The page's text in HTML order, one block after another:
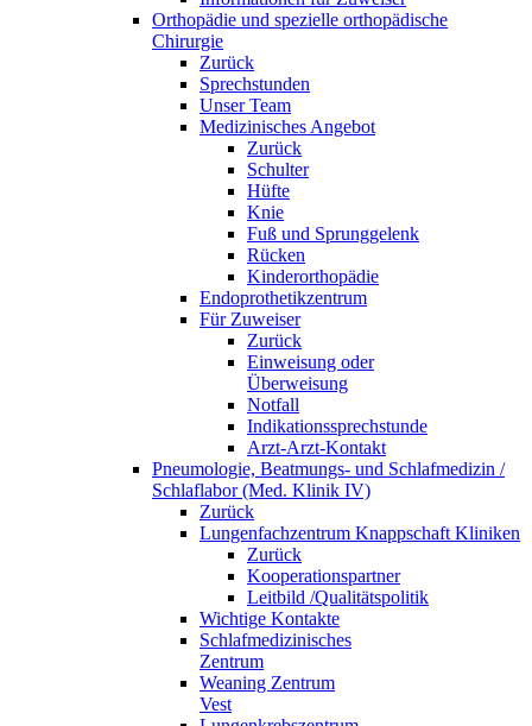
Orthopädie und spezielle orthopädische
Chirurgie
Zurück
Sprechstunden
Unser Team
Medizinisches Angebot
Zurück
Schulter
Hüfte
Knie
Fuß und Sprunggelenk
Rücken
Kinderorthopädie
Endoprothetikzentrum
Für Zuweiser
Zurück
Einweisung oder
Überweisung
Notfall
Indikationssprechstunde
Arzt-Arzt-Kontakt
Pneumologie, Beatmungs- und Schlafmedizin /
Schlaflabor (Med. Klinik IV)
Zurück
Lungenfachzentrum Knappschaft Kliniken
Zurück
Kooperationspartner
Leitbild /Qualitätspolitik
Wichtige Kontakte
Schlafmedizinisches
Zentrum
Weaning Zentrum
Vest